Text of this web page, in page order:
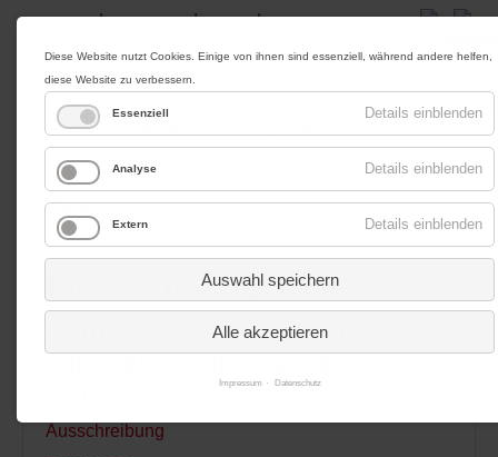
Impressum|Datenschutz|Kontakt|Anfahrt
Werbung
Menü
Dressur 2016
Nürnberger Burg-Pokal der
Junioren Berlin-Brandenburg
Ausschreibung
Diese Website nutzt Cookies. Einige von ihnen sind essenziell, während andere helfen,
diese Website zu verbessern.
Essenziell Details einblenden
Analyse Details einblenden
Extern Details einblenden
Auswahl speichern
Alle akzeptieren
Impressum Datenschutz